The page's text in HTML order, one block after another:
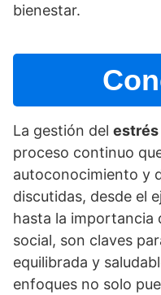
bienestar.
La gestión del estrés
proceso continuo
autoconocimiento y
discutidas, desde el
hasta la importancia
social, son claves
equilibrada y
enfoques no solo